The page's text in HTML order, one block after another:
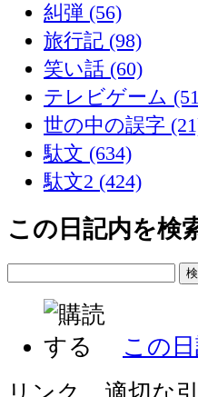
糾弾 (56)
旅行記 (98)
笑い話 (60)
テレビゲーム
世の中の誤字
駄文 (634)
駄文2 (424)
この日記内を検
この